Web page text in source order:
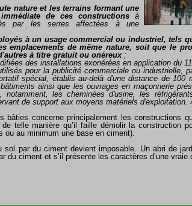
nature et les terrains formant une
de ces constructions à
par les serres affectées à une
à un usage commercial ou industriel, tels
emplacements de même nature, soit que le
à titre gratuit ou onéreux;
des installations exonérées en application du
pour la publicité commerciale ou industrielle,
spécial, établis au-delà d'une distance de 100
ainsi que les ouvrages en maçonnerie
notamment, les cheminées d'usine, les
de support aux moyens matériels d'exploitation.
bâties concerne principalement les constructions
telle manière qu’il faille démolir la construction
ou au minimum une base en ciment).
par du ciment devient imposable. Un abri de
du ciment et s’il présente les caractères d’une vraie